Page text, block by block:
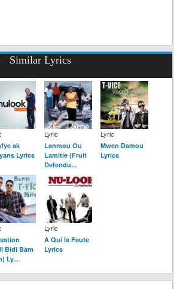
Similar Lyrics
ak
Lyrics
Lyric
Lanmou Ou
Lamitie (Fruit
Defendu...
Lyric
Mwen Damou
Lyrics
Bidi Bam
Ly...
Lyric
A Qui la Faute
Lyrics